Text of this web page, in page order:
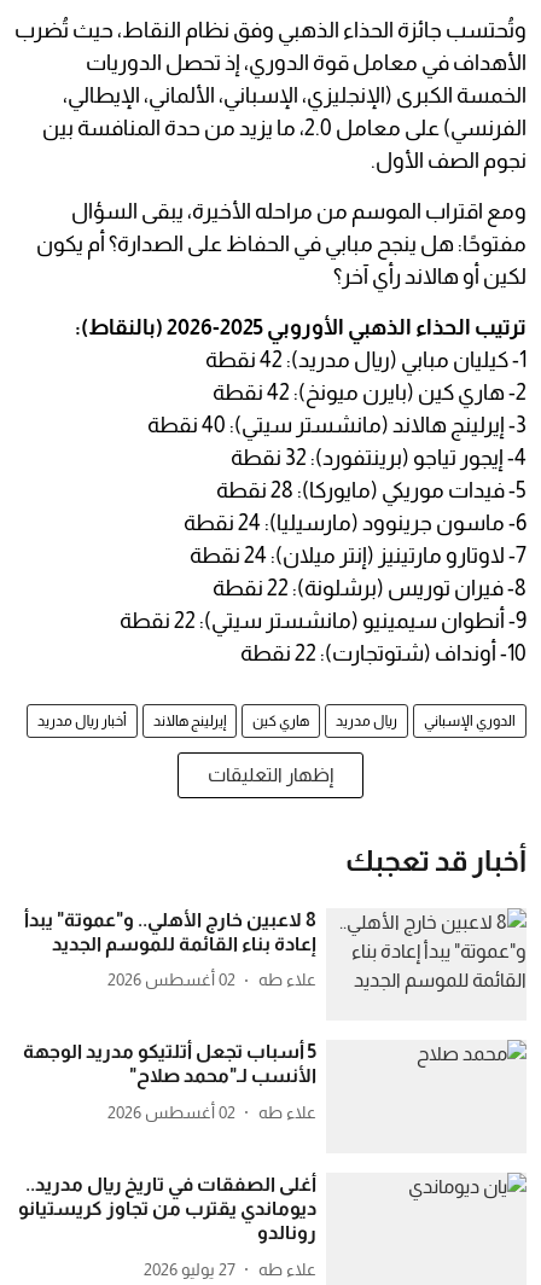
وتُحتسب جائزة الحذاء الذهبي وفق نظام النقاط، حيث تُضرب
الأهداف في معامل قوة الدوري، إذ تحصل الدوريات
الخمسة الكبرى (الإنجليزي، الإسباني، الألماني، الإيطالي،
الفرنسي) على معامل 2.0، ما يزيد من حدة المنافسة بين
نجوم الصف الأول.
ومع اقتراب الموسم من مراحله الأخيرة، يبقى السؤال
مفتوحًا: هل ينجح مبابي في الحفاظ على الصدارة؟ أم يكون
لكين أو هالاند رأي آخر؟
ترتيب الحذاء الذهبي الأوروبي 2025-2026 (بالنقاط):
1- كيليان مبابي (ريال مدريد): 42 نقطة
2- هاري كين (بايرن ميونخ): 42 نقطة
3- إيرلينج هالاند (مانشستر سيتي): 40 نقطة
4- إيجور تياجو (برينتفورد): 32 نقطة
5- فيدات موريكي (مايوركا): 28 نقطة
6- ماسون جرينوود (مارسيليا): 24 نقطة
7- لاوتارو مارتينيز (إنتر ميلان): 24 نقطة
8- فيران توريس (برشلونة): 22 نقطة
9- أنطوان سيمينيو (مانشستر سيتي): 22 نقطة
10- أونداف (شتوتجارت): 22 نقطة
الدوري الإسباني ريال مدريد هاري كين إيرلينج هالاند أخبار ريال مدريد
إظهار التعليقات
أخبار قد تعجبك
8 لاعبين خارج الأهلي.. و"عموتة" يبدأ
إعادة بناء القائمة للموسم الجديد
علاء طه 02 أغسطس 2026
5 أسباب تجعل أتلتيكو مدريد الوجهة
الأنسب لـ"محمد صلاح"
علاء طه 02 أغسطس 2026
أغلى الصفقات في تاريخ ريال مدريد..
ديوماندي يقترب من تجاوز كريستيانو
رونالدو
علاء طه 27 يوليو 2026